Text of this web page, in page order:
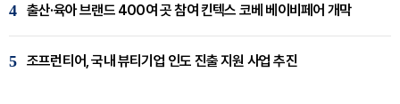
4 출산·육아 브랜드 400여 곳 참여 킨텍스 코베 베이비페어 개막
5 조프런티어, 국내 뷰티기업 인도 진출 지원 사업 추진